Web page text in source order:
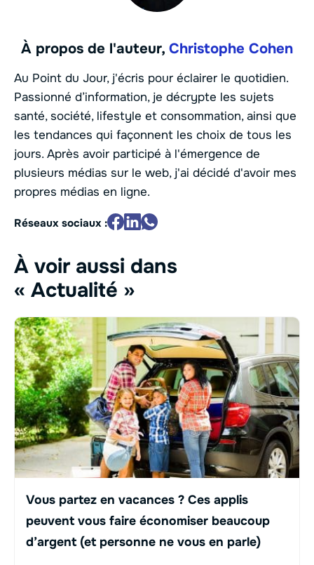
À propos de l'auteur, Christophe Cohen
Au Point du Jour, j'écris pour éclairer le quotidien.
Passionné d’information, je décrypte les sujets
santé, société, lifestyle et consommation, ainsi que
les tendances qui façonnent les choix de tous les
jours. Après avoir participé à l'émergence de
plusieurs médias sur le web, j'ai décidé d'avoir mes
propres médias en ligne.
Réseaux sociaux :
À voir aussi dans
« Actualité »
Vous partez en vacances ? Ces applis
peuvent vous faire économiser beaucoup
d’argent (et personne ne vous en parle)